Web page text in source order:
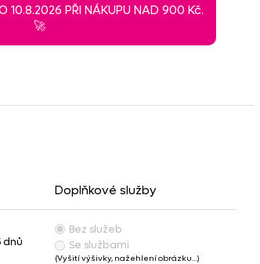
10.8.2026 PŘI NÁKUPU NAD 900 Kč.
🚀
Doplňkové služby
dnů
Bez služeb
Se službami
(Vyšití výšivky, nažehlení obrázku…)